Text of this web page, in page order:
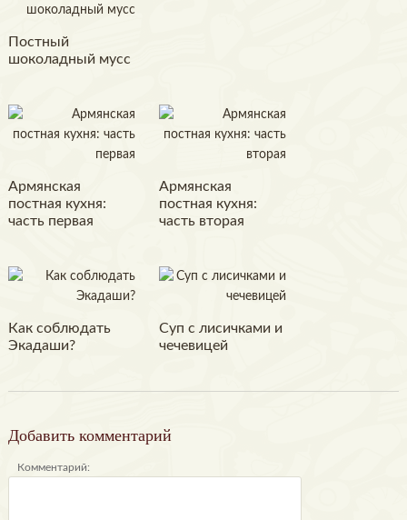
Постный
шоколадный мусс
Армянская
постная кухня:
часть первая
Армянская
постная кухня:
часть вторая
Как соблюдать
Экадаши?
Суп с лисичками и
чечевицей
Добавить комментарий
Комментарий: